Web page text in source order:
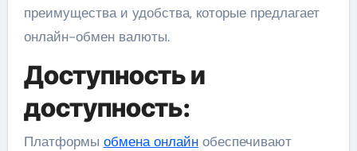
преимущества и удобства, которые предлагает
онлайн-обмен валюты.
Доступность и
доступность:
Платформы обмена онлайнобеспечивают